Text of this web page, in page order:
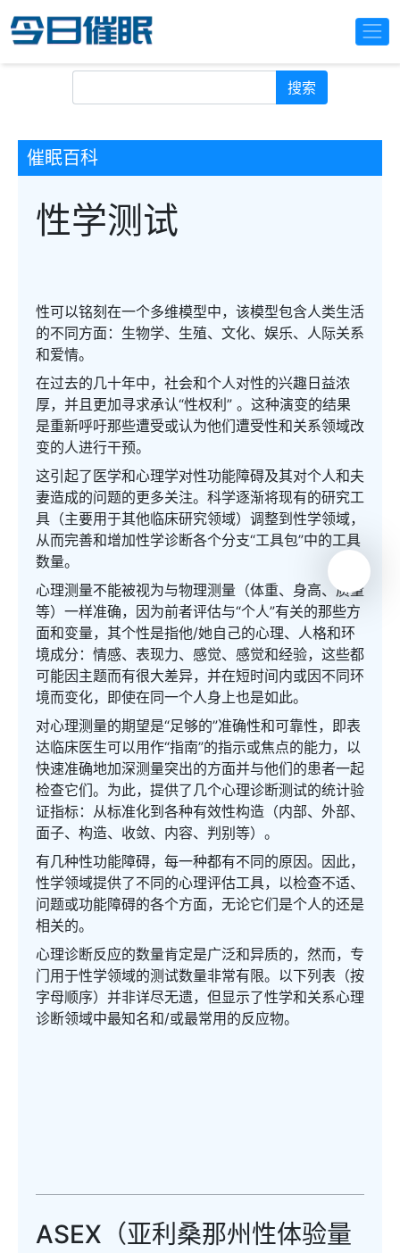
搜索
催眠百科
性学测试
性可以铭刻在一个多维模型中，该模型包含人类生活
的不同方面：生物学、生殖、文化、娱乐、人际关系
和爱情。
在过去的几十年中，社会和个人对性的兴趣日益浓
厚，并且更加寻求承认“性权利” 。这种演变的结果
是重新呼吁那些遭受或认为他们遭受性和关系领域改
变的人进行干预。
这引起了医学和心理学对性功能障碍及其对个人和夫
妻造成的问题的更多关注。科学逐渐将现有的研究工
具（主要用于其他临床研究领域）调整到性学领域，
从而完善和增加性学诊断各个分支“工具包”中的工具
数量。
心理测量不能被视为与物理测量（体重、身高、质量
等）一样准确，因为前者评估与“个人”有关的那些方
面和变量，其个性是指他/她自己的心理、人格和环
境成分：情感、表现力、感觉、感觉和经验，这些都
可能因主题而有很大差异，并在短时间内或因不同环
境而变化，即使在同一个人身上也是如此。
对心理测量的期望是“足够的”准确性和可靠性，即表
达临床医生可以用作“指南”的指示或焦点的能力，以
快速准确地加深测量突出的方面并与他们的患者一起
检查它们。为此，提供了几个心理诊断测试的统计验
证指标：从标准化到各种有效性构造（内部、外部、
面子、构造、收敛、内容、判别等）。
有几种性功能障碍，每一种都有不同的原因。因此，
性学领域提供了不同的心理评估工具，以检查不适、
问题或功能障碍的各个方面，无论它们是个人的还是
相关的。
心理诊断反应的数量肯定是广泛和异质的，然而，专
门用于性学领域的测试数量非常有限。以下列表（按
字母顺序）并非详尽无遗，但显示了性学和关系心理
诊断领域中最知名和/或最常用的反应物。
ASEX（亚利桑那州性体验量